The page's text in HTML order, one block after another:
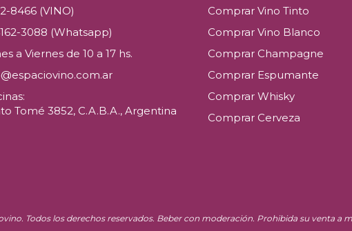
8466 (VINO)
3088 (Whatsapp)
a Viernes de 10 a 17 hs.
Tomé 3852, C.A.B.A., Argentina
Comprar Vino Tinto
Comprar Vino Blanco
Comprar Champagne
Comprar Espumante
Comprar Whisky
Comprar Cerveza
Todos los derechos reservados. Beber con moderación. Prohibida su venta a